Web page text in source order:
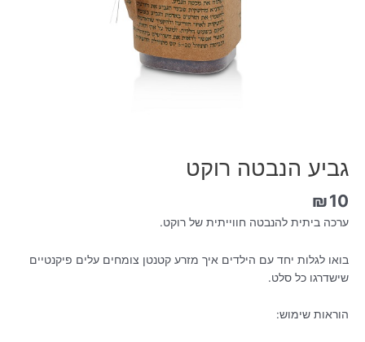
גביע הנבטה רוקט
₪10
ערכה ביתית להנבטה חווייתית של רוקט.
בואו לגלות יחד עם הילדים איך מזרע קטנטן צומחים עלים פיקנטיים
שישדרגו כל סלט.
הוראות שימוש: